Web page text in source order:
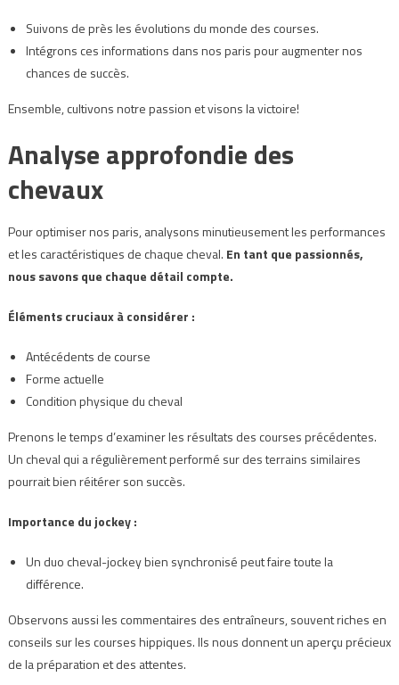
Suivons de près les évolutions du monde des courses.
Intégrons ces informations dans nos paris pour augmenter nos
chances de succès.
Ensemble, cultivons notre passion et visons la victoire!
Analyse approfondie des
chevaux
Pour optimiser nos paris, analysons minutieusement les performances
et les caractéristiques de chaque cheval. En tant que passionnés,
nous savons que chaque détail compte.
Éléments cruciaux à considérer :
Antécédents de course
Forme actuelle
Condition physique du cheval
Prenons le temps d’examiner les résultats des courses précédentes.
Un cheval qui a régulièrement performé sur des terrains similaires
pourrait bien réitérer son succès.
Importance du jockey :
Un duo cheval-jockey bien synchronisé peut faire toute la
différence.
Observons aussi les commentaires des entraîneurs, souvent riches en
conseils sur les courses hippiques. Ils nous donnent un aperçu précieux
de la préparation et des attentes.